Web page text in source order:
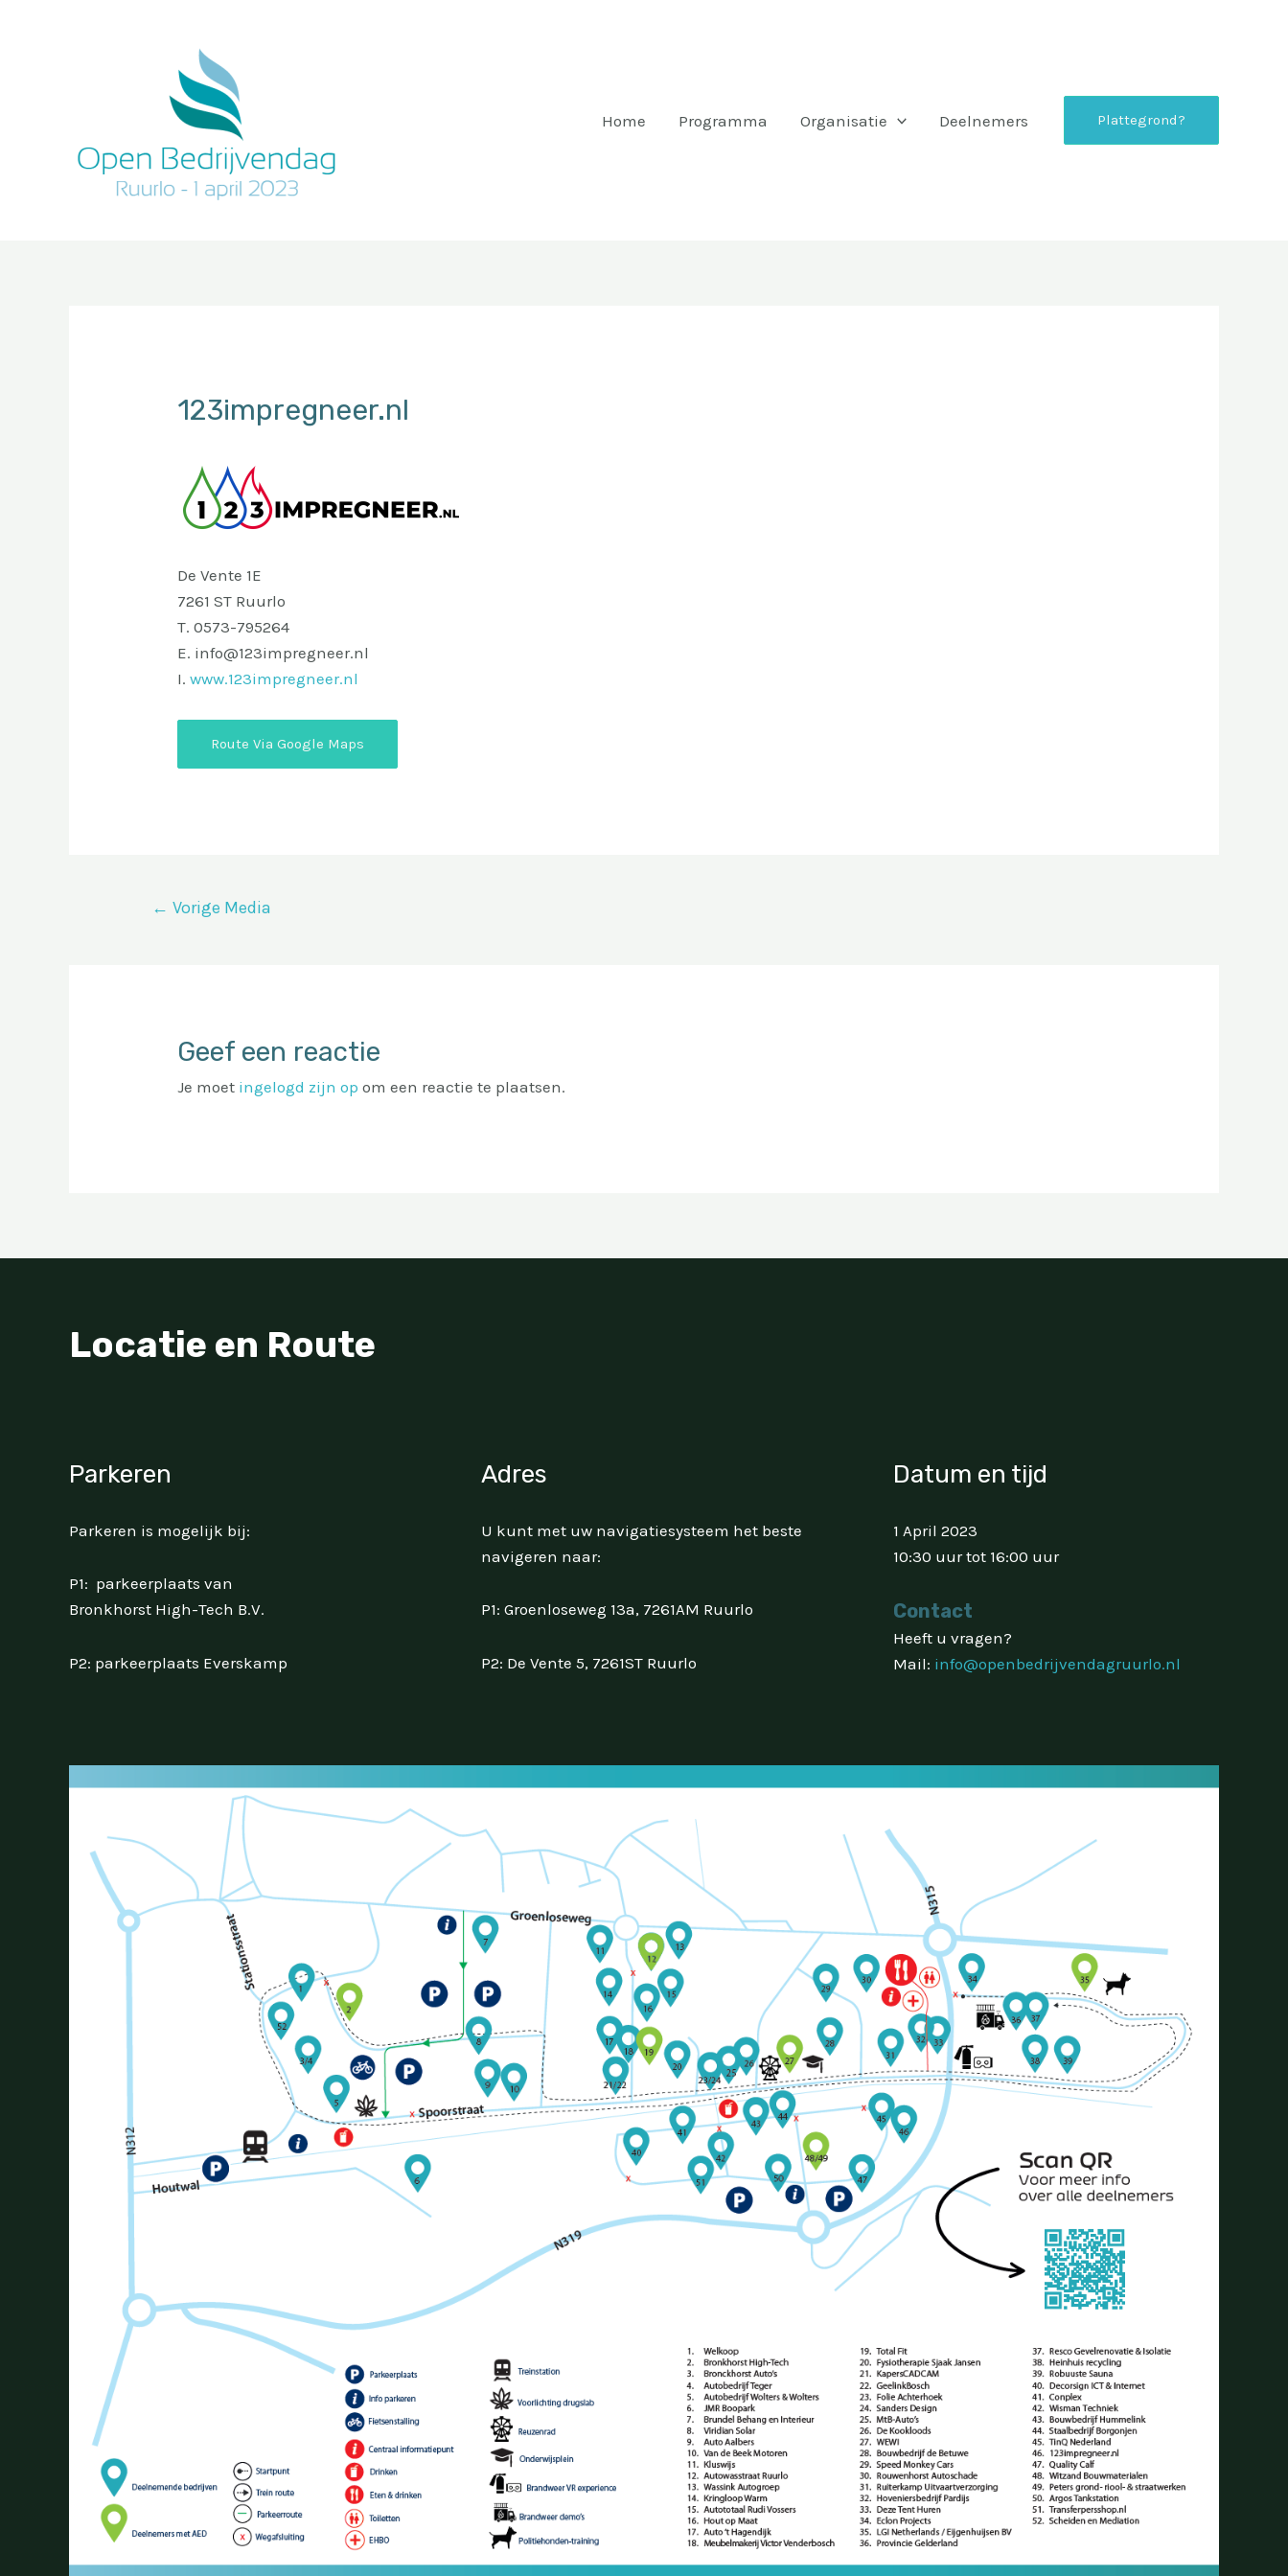
Home Programma Organisatie Deelnemers Plattegrond?
123impregneer.nl
De Vente 1E
7261 ST Ruurlo
T. 0573-795264
E. info@123impregneer.nl
I.www.123impregneer.nl
Route Via Google Maps
Bericht
← Vorige Media
Geef een reactie
Je moet ingelogd zijn op om een reactie te plaatsen.
Locatie en Route
Parkeren
Parkeren is mogelijk bij:
P1: parkeerplaats van
Bronkhorst High-Tech B.V.
P2: parkeerplaats Everskamp
Adres
U kunt met uw navigatiesysteem het beste
navigeren naar:
P1: Groenloseweg 13a, 7261AM Ruurlo
P2: De Vente 5, 7261ST Ruurlo
Datum en tijd
1 April 2023
10:30 uur tot 16:00 uur
Contact
Heeft u vragen?
Mail: info@openbedrijvendagruurlo.nl